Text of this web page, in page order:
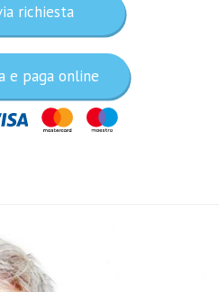
richiesta
e paga online